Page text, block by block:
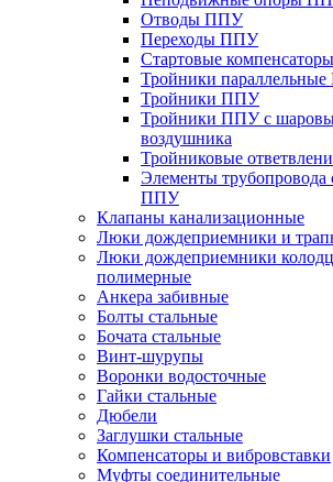
Отводы ППУ
Переходы ППУ
Стартовые компенсаторы
Тройники
Тройники ППУ
Тройники ППУ с
воздушника
Тройниковые
Элементы трубопровода
ППУ
Клапаны канализационные
Люки дождеприемники и
Люки дождеприемники
полимерные
Анкера забивные
Болты стальные
Бочата стальные
Винт-шурупы
Воронки водосточные
Гайки стальные
Дюбели
Заглушки стальные
Компенсаторы и вибровставки
Муфты соединительные